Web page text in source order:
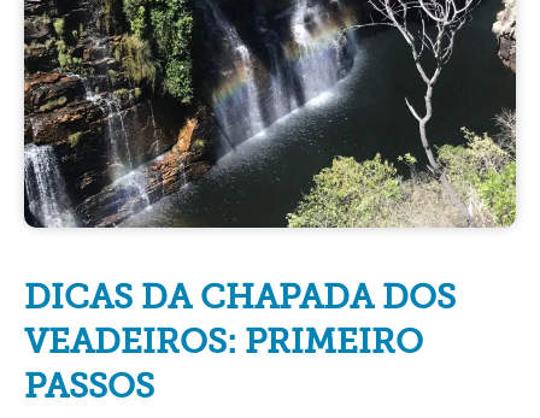
DICAS DA CHAPADA DOS
VEADEIROS: PRIMEIRO
PASSOS